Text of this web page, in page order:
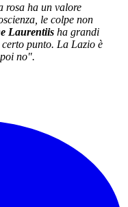
rosa ha un valore
le colpe non
Laurentiis ha grandi
punto. La Lazio è
no".